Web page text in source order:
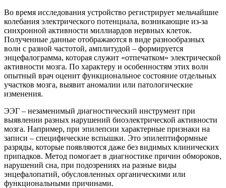
Во время исследования устройство регистрирует мельчайшие
колебания электрического потенциала, возникающие из-за
синхронной активности миллиардов нервных клеток.
Полученные данные отображаются в виде разнообразных
волн с разной частотой, амплитудой – формируется
энцефалограмма, которая служит «отпечатком» электрической
активности мозга. По характеру и особенностям этих волн
опытный врач оценит функциональное состояние отдельных
участков мозга, выявит аномалии или патологические
изменения.
ЭЭГ – незаменимый диагностический инструмент при
выявлении разных нарушений биоэлектрической активности
мозга. Например, при эпилепсии характерные признаки на
записи – специфические вспышки. Это эпилептиформные
разряды, которые появляются даже без видимых клинических
припадков. Метод помогает в диагностике причин обмороков,
нарушений сна, при подозрениях на разные виды
энцефалопатий, обусловленных органическими или
функциональными причинами.